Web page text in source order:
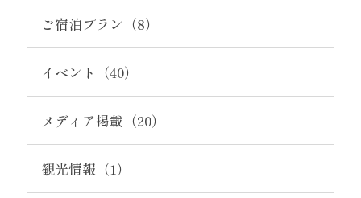
ご宿泊プラン（8）
イベント（40）
メディア掲載（20）
観光情報（1）